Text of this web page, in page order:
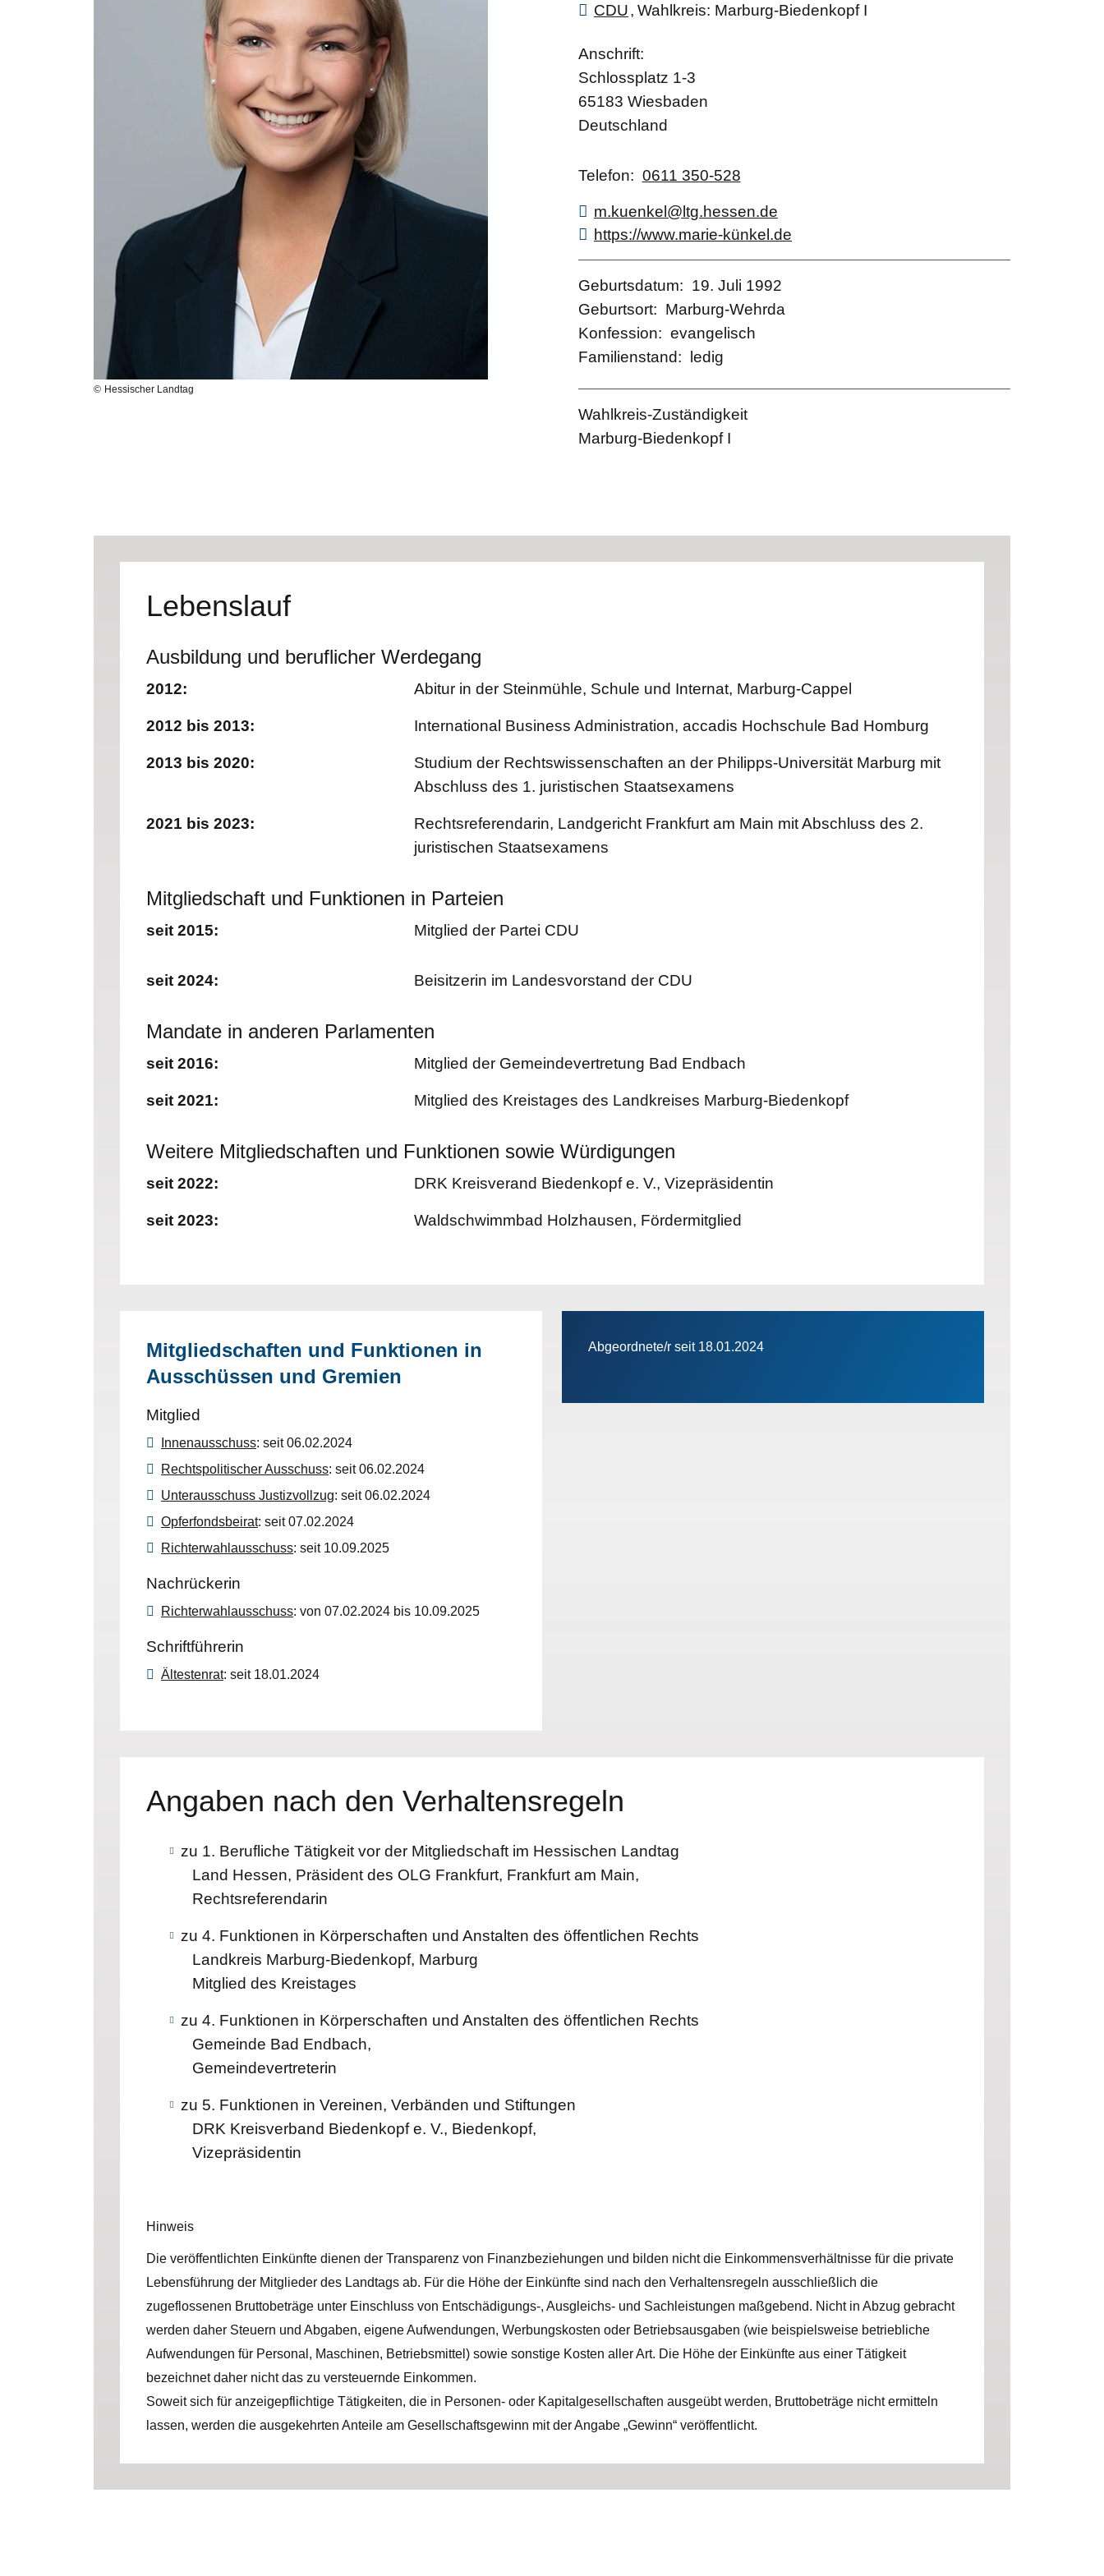
Hessischer Landtag
CDU Wahlkreis Marburg-Biedenkopf I
Anschrift
Schlossplatz 1-3
65183 Wiesbaden
Deutschland
Telefon 0611 350-528
m.kuenkel@ltg.hessen.de
https://www.marie-künkel.de
Geburtsdatum
19. Juli 1992
Geburtsort
Marburg-Wehrda
Konfession
evangelisch
Familienstand
ledig
Wahlkreis-Zuständigkeit
Marburg-Biedenkopf I
Lebenslauf
Ausbildung und beruflicher Werdegang
2012: Abitur in der Steinmühle, Schule und Internat, Marburg-Cappel
2012 bis 2013: International Business Administration, accadis Hochschule Bad Homburg
2013 bis 2020:
Studium der Rechtswissenschaften an der Philipps-Universität Marburg mit
Abschluss des 1. juristischen Staatsexamens
2021 bis 2023:
Rechtsreferendarin, Landgericht Frankfurt am Main mit Abschluss des 2.
juristischen Staatsexamens
Mitgliedschaft und Funktionen in Parteien
seit 2015: Mitglied der Partei CDU
seit 2024: Beisitzerin im Landesvorstand der CDU
Mandate in anderen Parlamenten
seit 2016: Mitglied der Gemeindevertretung Bad Endbach
seit 2021: Mitglied des Kreistages des Landkreises Marburg-Biedenkopf
Weitere Mitgliedschaften und Funktionen sowie Würdigungen
seit 2022: DRK Kreisverand Biedenkopf e. V., Vizepräsidentin
seit 2023: Waldschwimmbad Holzhausen, Fördermitglied
Mitgliedschaften und Funktionen in
Ausschüssen und Gremien
Mitglied
Innenausschuss: seit 06.02.2024
Rechtspolitischer Ausschuss: seit 06.02.2024
Unterausschuss Justizvollzug: seit 06.02.2024
Opferfondsbeirat: seit 07.02.2024
Richterwahlausschuss: seit 10.09.2025
Nachrückerin
Richterwahlausschuss: von 07.02.2024 bis 10.09.2025
Schriftführerin
Ältestenrat: seit 18.01.2024
Abgeordnete/r seit 18.01.2024
Angaben nach den Verhaltensregeln
zu 1. Berufliche Tätigkeit vor der Mitgliedschaft im Hessischen Landtag
Land Hessen, Präsident des OLG Frankfurt, Frankfurt am Main,
Rechtsreferendarin
zu 4. Funktionen in Körperschaften und Anstalten des öffentlichen Rechts
Landkreis Marburg-Biedenkopf, Marburg
Mitglied des Kreistages
zu 4. Funktionen in Körperschaften und Anstalten des öffentlichen Rechts
Gemeinde Bad Endbach,
Gemeindevertreterin
zu 5. Funktionen in Vereinen, Verbänden und Stiftungen
DRK Kreisverband Biedenkopf e. V., Biedenkopf,
Vizepräsidentin
Hinweis
Die veröffentlichten Einkünfte dienen der Transparenz von Finanzbeziehungen und bilden nicht die Einkommensverhältnisse für die private
Lebensführung der Mitglieder des Landtags ab. Für die Höhe der Einkünfte sind nach den Verhaltensregeln ausschließlich die
zugeflossenen Bruttobeträge unter Einschluss von Entschädigungs-, Ausgleichs- und Sachleistungen maßgebend. Nicht in Abzug gebracht
werden daher Steuern und Abgaben, eigene Aufwendungen, Werbungskosten oder Betriebsausgaben (wie beispielsweise betriebliche
Aufwendungen für Personal, Maschinen, Betriebsmittel) sowie sonstige Kosten aller Art. Die Höhe der Einkünfte aus einer Tätigkeit
bezeichnet daher nicht das zu versteuernde Einkommen.
Soweit sich für anzeigepflichtige Tätigkeiten, die in Personen- oder Kapitalgesellschaften ausgeübt werden, Bruttobeträge nicht ermitteln
lassen, werden die ausgekehrten Anteile am Gesellschaftsgewinn mit der Angabe „Gewinn“ veröffentlicht.